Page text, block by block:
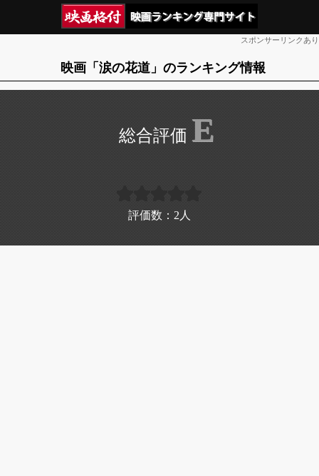
スポンサーリンクあり
映画「涙の花道」のランキング情報
E
評価数： 2 人